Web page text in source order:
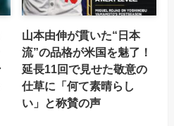
山本由伸が貫いた“日本
流”の品格が米国を魅了！
延長11回で見せた敬意の
仕草に「何て素晴らし
い」と称賛の声